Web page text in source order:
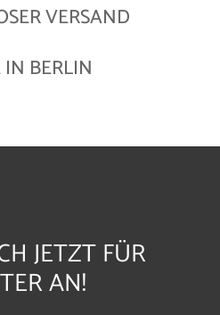
VERSAND
BERLIN
JETZT FÜR
AN!